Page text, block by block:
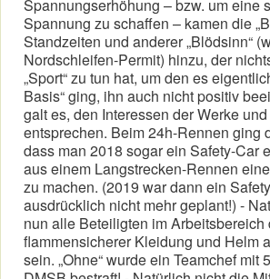
Spannungserhöhung – bzw. um eine
Spannung zu schaffen – kamen die
Standzeiten und anderer „Blödsinn“
Nordschleifen-Permit) hinzu, der
„Sport“ zu tun hat, um den es
Basis“ ging, ihn auch nicht positiv
galt es, den Interessen der Werke
entsprechen. Beim 24h-Rennen ging
dass man 2018 sogar ein Safety-Car
aus einem Langstrecken-Rennen
zu machen. (2019 war dann ein
ausdrücklich nicht mehr geplant!) -
nun alle Beteiligten im Arbeitsbereich
flammensicherer Kleidung und Helm
sein. „Ohne“ wurde ein Teamchef mit